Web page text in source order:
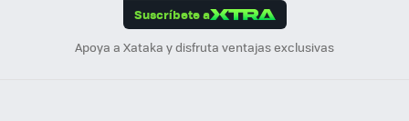
Suscríbete a
Apoya a Xataka y disfruta ventajas exclusivas